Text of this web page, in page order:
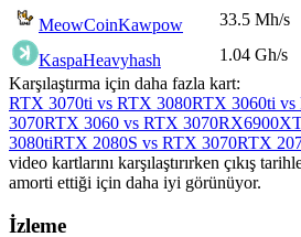
MeowCoinKawpow 33.5 Mh/s
KaspaHeavyhash 1.04 Gh/s
Karşılaştırma için daha fazla kart:
RTX 3070ti vs RTX 3080RTX 3060ti vs
3070RTX 3060 vs RTX 3070
3080tiRTX 2080S vs RTX 3070RTX
video kartlarını karşılaştırırken çıkış
amorti ettiği için daha iyi görünüyor.
İzleme